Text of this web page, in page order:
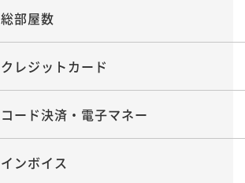
総部屋数
クレジットカード
コード決済・電子マネー
インボイス